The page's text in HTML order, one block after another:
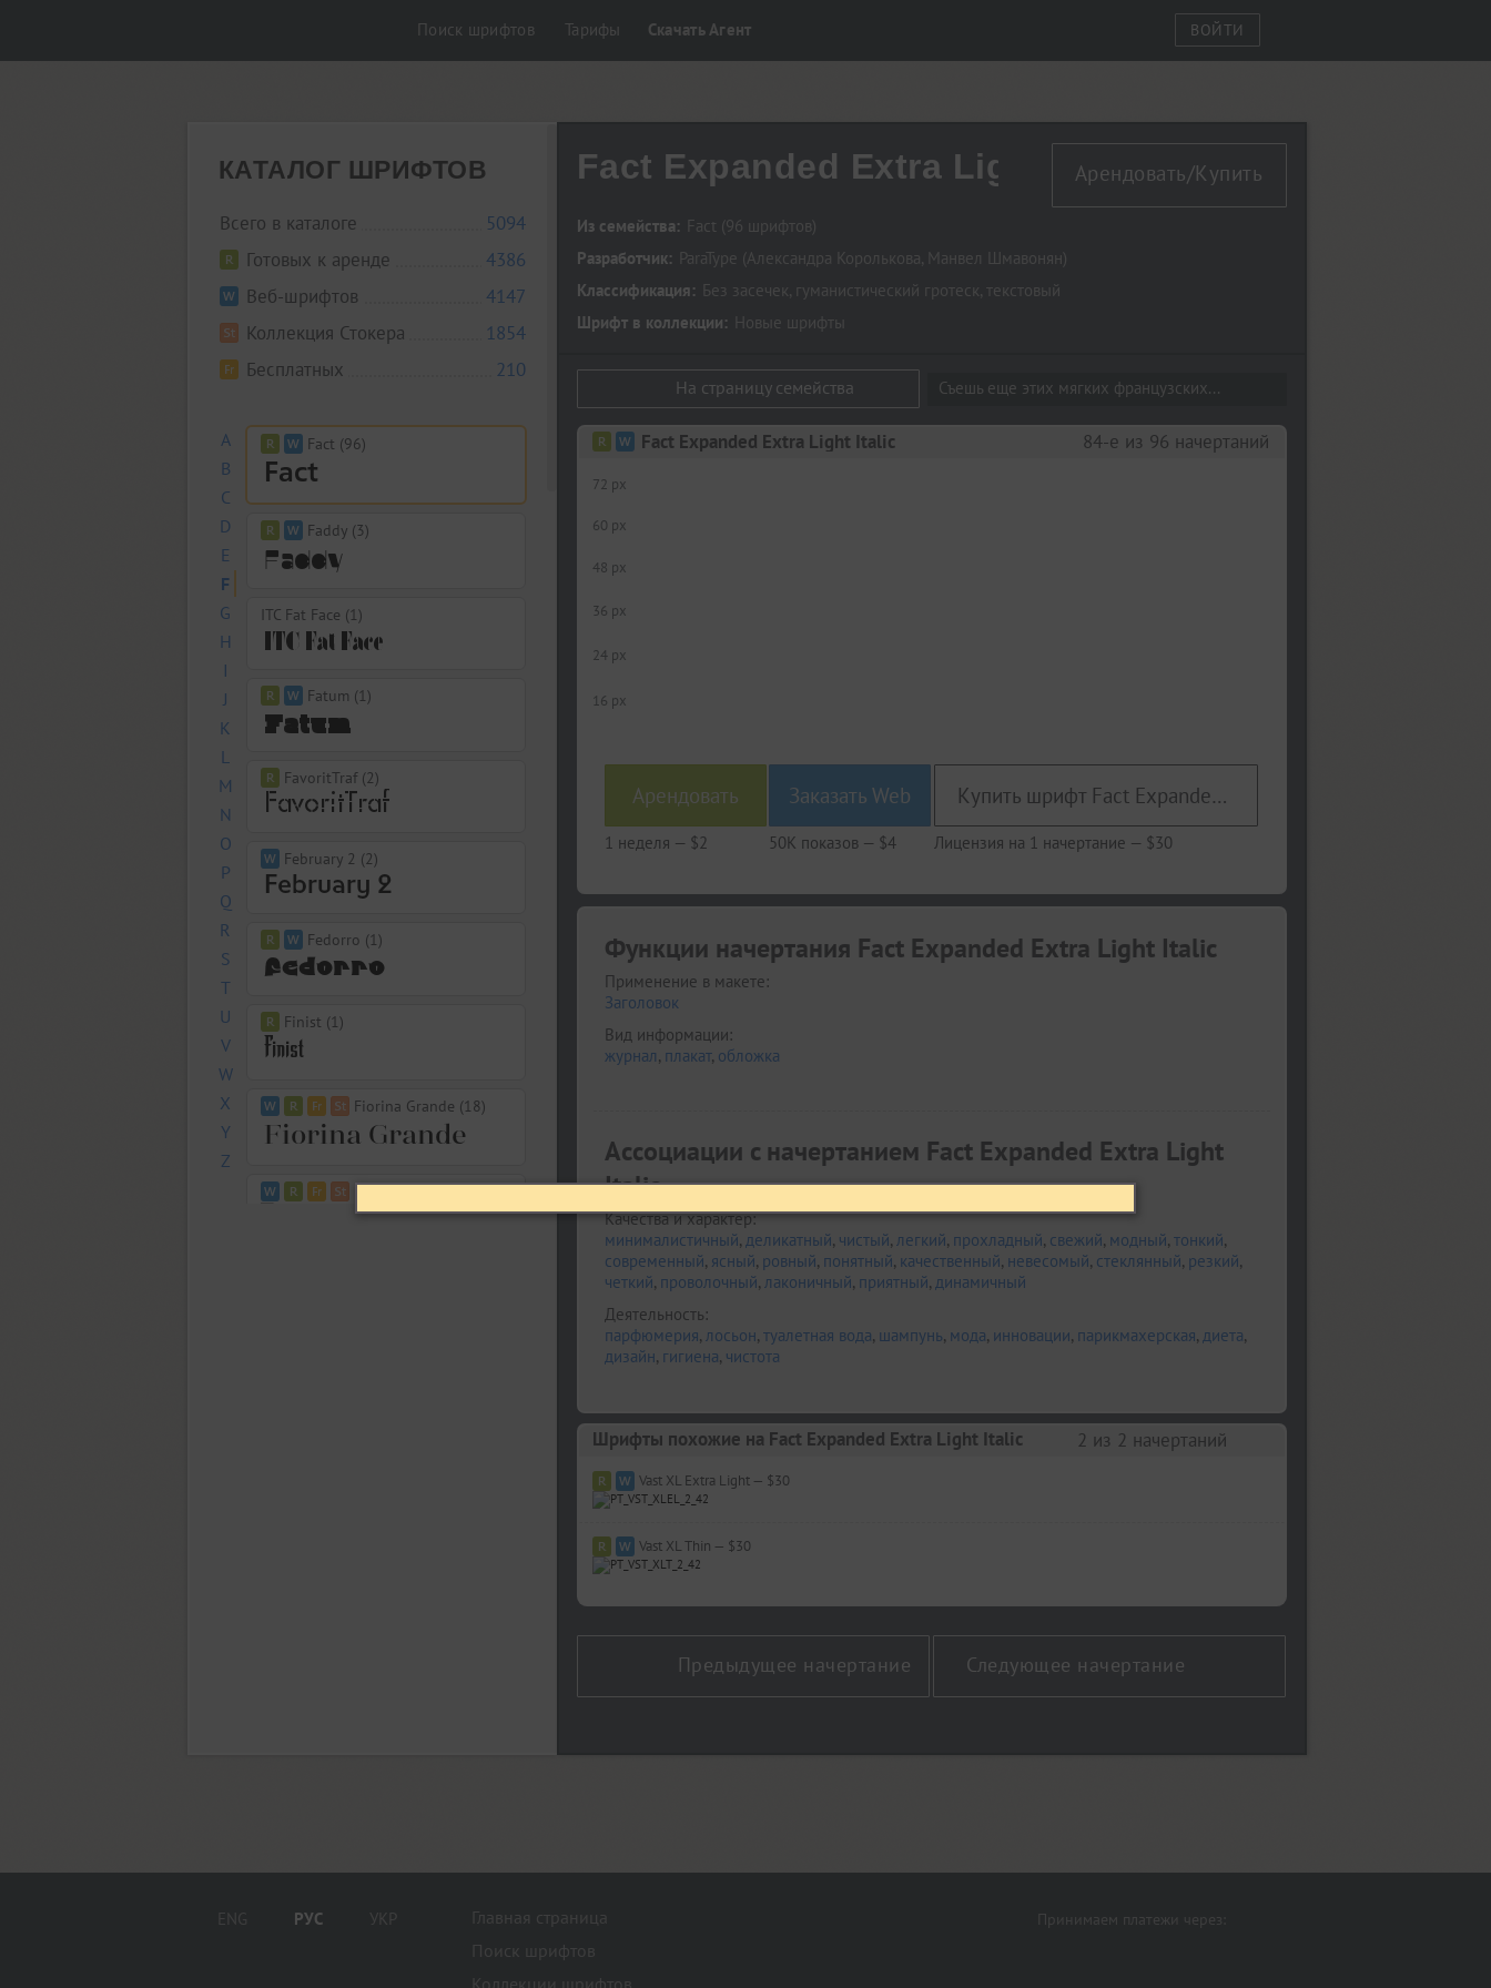
Поиск шрифтов Тарифы Скачать Агент ВОЙТИ
КАТАЛОГ ШРИФТОВ
Всего в каталоге
5094
Готовых к аренде
4386
Веб-шрифтов
4147
Коллекция Стокера
1854
Бесплатных
210
A
B
C
D
E
F
G
H
I
J
K
L
M
N
O
P
Q
R
S
T
U
V
W
X
Y
Z
Fact (96)
Faddy (3)
ITC Fat Face (1)
Fatum (1)
FavoritTraf (2)
February 2 (2)
Fedorro (1)
Finist (1)
Fiorina Grande (18)
Fiorina Subhead (18)
Fact Expanded Extra Light ItalicАрендовать/Купить
Из семейства: Fact (96 шрифтов)
Разработчик: ParaType (Александра Королькова, Манвел Шмавонян)
Классификация: Без засечек, гуманистический гротеск, текстовый
Шрифт в коллекции: Новые шрифты
На страницу семейства Съешь еще этих мягких французских...
Fact Expanded Extra Light Italic 84-е из 96 начертаний
72 px
60 px
48 px
36 px
24 px
16 px
Арендовать
1 неделя — $2
Заказать Web
50K показов — $4
Купить шрифт Fact Expanded Extra Light Italic
Лицензия на 1 начертание — $30
Функции начертания Fact Expanded Extra Light Italic
Применение в макете:
Заголовок
Вид информации:
журнал, плакат, обложка
Ассоциации c начертанием Fact Expanded Extra Light
Italic
Качества и характер:
минималистичный, деликатный, чистый, легкий, прохладный, свежий, модный, тонкий,
современный, ясный, ровный, понятный, качественный, невесомый, стеклянный, резкий,
четкий, проволочный, лаконичный, приятный, динамичный
Деятельность:
парфюмерия, лосьон, туалетная вода, шампунь, мода, инновации, парикмахерская, диета,
дизайн, гигиена, чистота
Шрифты похожие на Fact Expanded Extra Light Italic 2 из 2 начертаний
Vast XL Extra Light — $30
Vast XL Thin — $30
Предыдущее начертание Следующее начертание
ENG РУС УКР
Главная страница
Поиск шрифтов
Коллекции шрифтов
Принимаем платежи через: